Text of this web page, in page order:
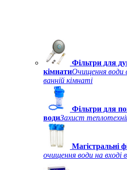
Фільтри для
кімнатиОчищення води
ванній кімнаті
Фільтри для
водиЗахист
Магістральні
очищення води на вході